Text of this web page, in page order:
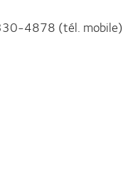
4878 (tél. mobile)